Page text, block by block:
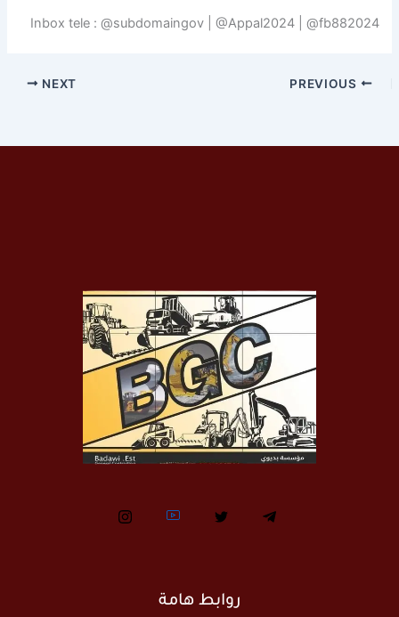
Inbox tele : @subdomaingov | @Appal2024 | @fb882024
NEXT
روابط هامة